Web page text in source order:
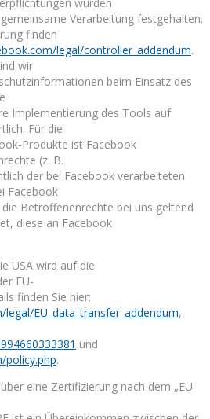
Verarbeitung festgehalten.
finden
legal/controller_addendum.
wir
beim Einsatz des
Implementierung des Tools auf
Für die
Produkte ist Facebook
(z. B.
der bei Facebook verarbeiteten
Facebook
Betroffenenrechte bei uns geltend
diese an Facebook
USA wird auf die
EU-
finden Sie hier:
EU_data_transfer_addendum,
und
policy.php.
eine Zertifizierung nach dem „EU-